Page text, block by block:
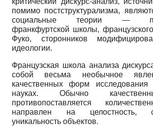
помимо постструктурализма,
социальные теории —
франкфуртской школы,
Фуко, сторонников
идеологии.
Французская школа анализа
собой весьма необычное
качественных форм
науках. Обычно
противопоставляется
направлен на целостность,
уникальность объектов.